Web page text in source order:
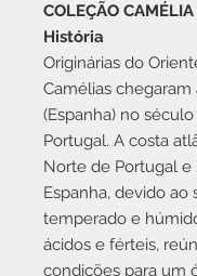
COLEÇÃO CAMÉLIA
História
Originárias do
Camélias chegaram
(Espanha) no
Portugal. A costa
Norte de Portugal
Espanha, devido ao
temperado e
ácidos e férteis,
condições para um